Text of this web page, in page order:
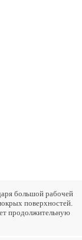
большой рабочей
поверхностей.
продолжительную